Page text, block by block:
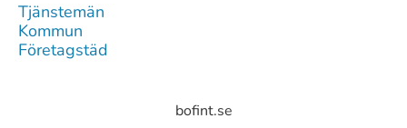
Tjänstemän
Kommun
Företagstäd
bofint.se